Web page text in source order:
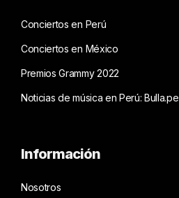
Conciertos en Perú
Conciertos en México
Premios Grammy 2022
Noticias de música en Perú: Bulla.pe
Información
Nosotros